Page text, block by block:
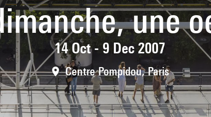
une
14 Oct - 9 Dec 2007
Centre Pompidou, Paris